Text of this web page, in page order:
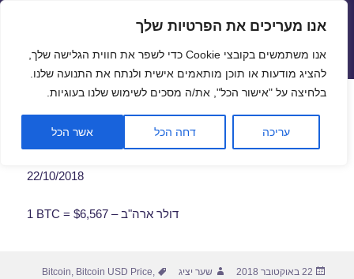
פתח
אנו מעריכים את הפרטיות שלך
אנו משתמשים בקובצי Cookie כדי לשפר את חווית הגלישה שלך,
להציג מודעות או תוכן מותאמים אישית ולנתח את התנועה שלנו.
בלחיצה על "אישור הכל", את/ה מסכים לשימוש שלנו בעוגיות.
עריכה דחה הכל אשר הכל
שערי חליפין יציגים – שער יציג
תפריטים
ווידג'טים
שער ביטקוין לתאריך 22/10/2018
22/10/2018
1 BTC = $6,567 – דולר ארה"ב
פורסם
22 באוקטובר 2018 מחבר
שער יציג תגיות Bitcoin, Bitcoin USD Price,